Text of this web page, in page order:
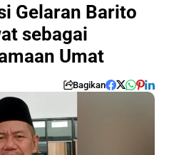
Gelaran Barito
sebagai
Umat
Bagikan